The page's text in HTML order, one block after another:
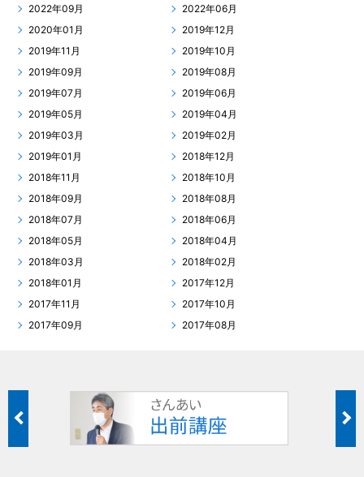
2022年09月
2022年06月
2020年01月
2019年12月
2019年11月
2019年10月
2019年09月
2019年08月
2019年07月
2019年06月
2019年05月
2019年04月
2019年03月
2019年02月
2019年01月
2018年12月
2018年11月
2018年10月
2018年09月
2018年08月
2018年07月
2018年06月
2018年05月
2018年04月
2018年03月
2018年02月
2018年01月
2017年12月
2017年11月
2017年10月
2017年09月
2017年08月